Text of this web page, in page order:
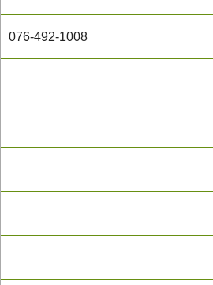
076-492-1008